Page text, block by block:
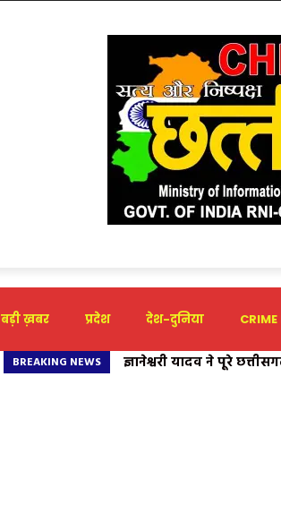
बड़ी ख़बर प्रदेश देश-दुनिया
BREAKING NEWS ज्ञानेश्वरी यादव ने पूरे
ज्ञानेश्वरी यादव का